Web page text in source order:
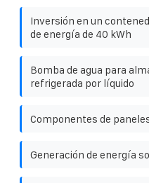
Inversión en un
de energía de 40 kWh
Bomba de agua para
refrigerada por líquido
Componentes de
Generación de energía